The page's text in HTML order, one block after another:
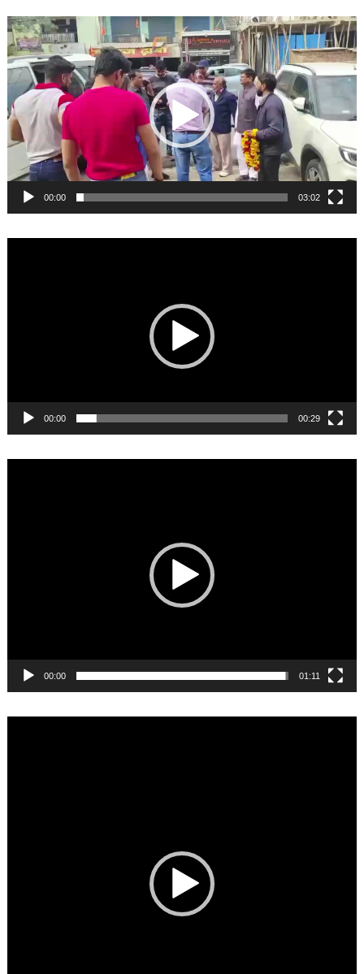
Video
Player
00:00 03:02
00:00 00:29
00:00 01:11